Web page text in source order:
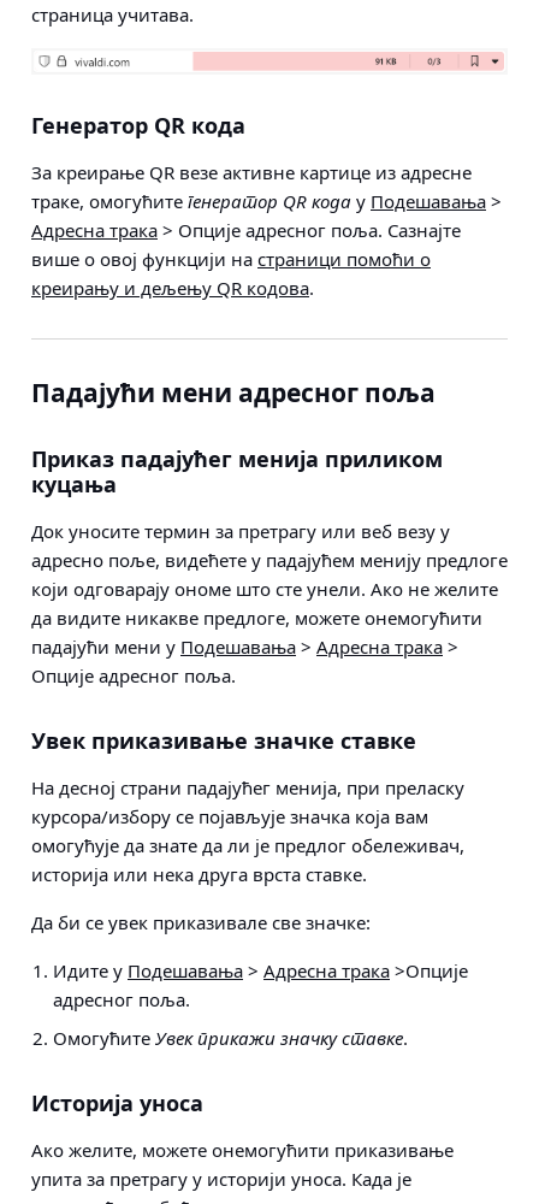
страница учитава.
Генератор QR кода
За креирање QR везе активне картице из адресне
траке, омогућите генератор QR кода у Подешавања >
Адресна трака > Опције адресног поља. Сазнајте
више о овој функцији на страници помоћи о
креирању и дељењу QR кодова.
Падајући мени адресног поља
Приказ падајућег менија приликом
куцања
Док уносите термин за претрагу или веб везу у
адресно поље, видећете у падајућем менију предлоге
који одговарају ономе што сте унели. Ако не желите
да видите никакве предлоге, можете онемогућити
падајући мени у Подешавања > Адресна трака >
Опције адресног поља.
Увек приказивање значке ставке
На десној страни падајућег менија, при преласку
курсора/избору се појављује значка која вам
омогућује да знате да ли је предлог обележивач,
историја или нека друга врста ставке.
Да би се увек приказивале све значке:
Идите у Подешавања > Адресна трака >Опције
адресног поља.
Омогућите Увек прикажи значку ставке.
Историја уноса
Ако желите, можете онемогућити приказивање
упита за претрагу у историји уноса. Када је